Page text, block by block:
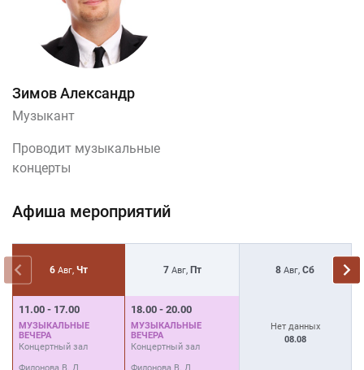
Зимов Александр
Музыкант
Проводит музыкальные
концерты
Афиша мероприятий
6 Авг,Чт 7Авг, Пт 8 Авг,Сб
11.00 - 17.00
МУЗЫКАЛЬНЫЕ
ВЕЧЕРА
Концертный зал
Филонова В. Д
18.00 - 20.00
МУЗЫКАЛЬНЫЕ
ВЕЧЕРА
Концертный зал
Филонова В. Д
Нет данных
08.08